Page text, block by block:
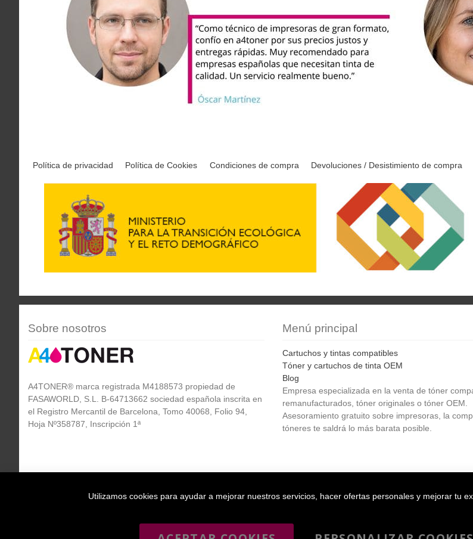
Política de privacidad Política de Cookies Condiciones de compra Devoluciones / Desistimiento de compra
Sobre nosotros
A4TONER® marca registrada M4188573 propiedad de
FASAWORLD, S.L. B-64713662 sociedad española inscrita en
el Registro Mercantil de Barcelona, Tomo 40068, Folio 94,
Hoja Nº358787, Inscripción 1ª
Menú principal
Cartuchos y tintas compatibles
Tóner y cartuchos de tinta OEM
Blog
Empresa especializada en la venta de tóner
remanufacturados, tóner originales o tóner OEM.
Asesoramiento gratuito sobre impresoras, la
tóneres te saldrá lo más barata posible.
Utilizamos cookies para ayudar a mejorar nuestros servicios, hacer ofertas personales y mejorar tu